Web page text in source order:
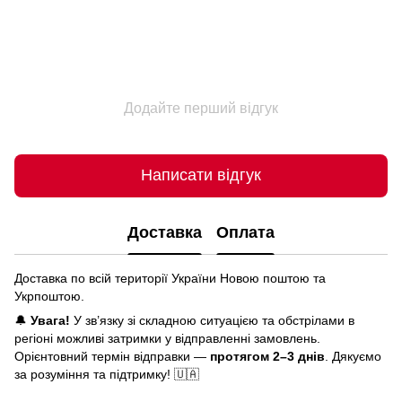
Додайте перший відгук
Написати відгук
Доставка Оплата
Доставка по всій території України Новою поштою та
Укрпоштою.
🔔 Увага! У зв’язку зі складною ситуацією та обстрілами в
регіоні можливі затримки у відправленні замовлень.
Орієнтовний термін відправки — протягом 2–3 днів . Дякуємо
за розуміння та підтримку! 🇺🇦